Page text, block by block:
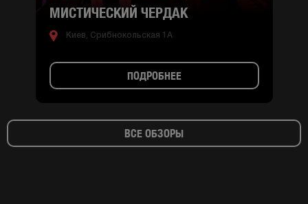
МИСТИЧЕСКИЙ ЧЕРДАК
Киев, Срибнокольская 1А
ПОДРОБНЕЕ
ВСЕ ОБЗОРЫ